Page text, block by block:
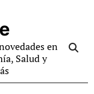
en
Salud y